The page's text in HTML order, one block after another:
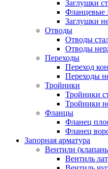
Заглушки
Фланцевые
Заглушки
Отводы
Отводы
Отводы
Переходы
Переход
Переходы
Тройники
Тройники
Тройники
Фланцы
Фланец
Фланец
Запорная арматура
Вентили
Вентиль